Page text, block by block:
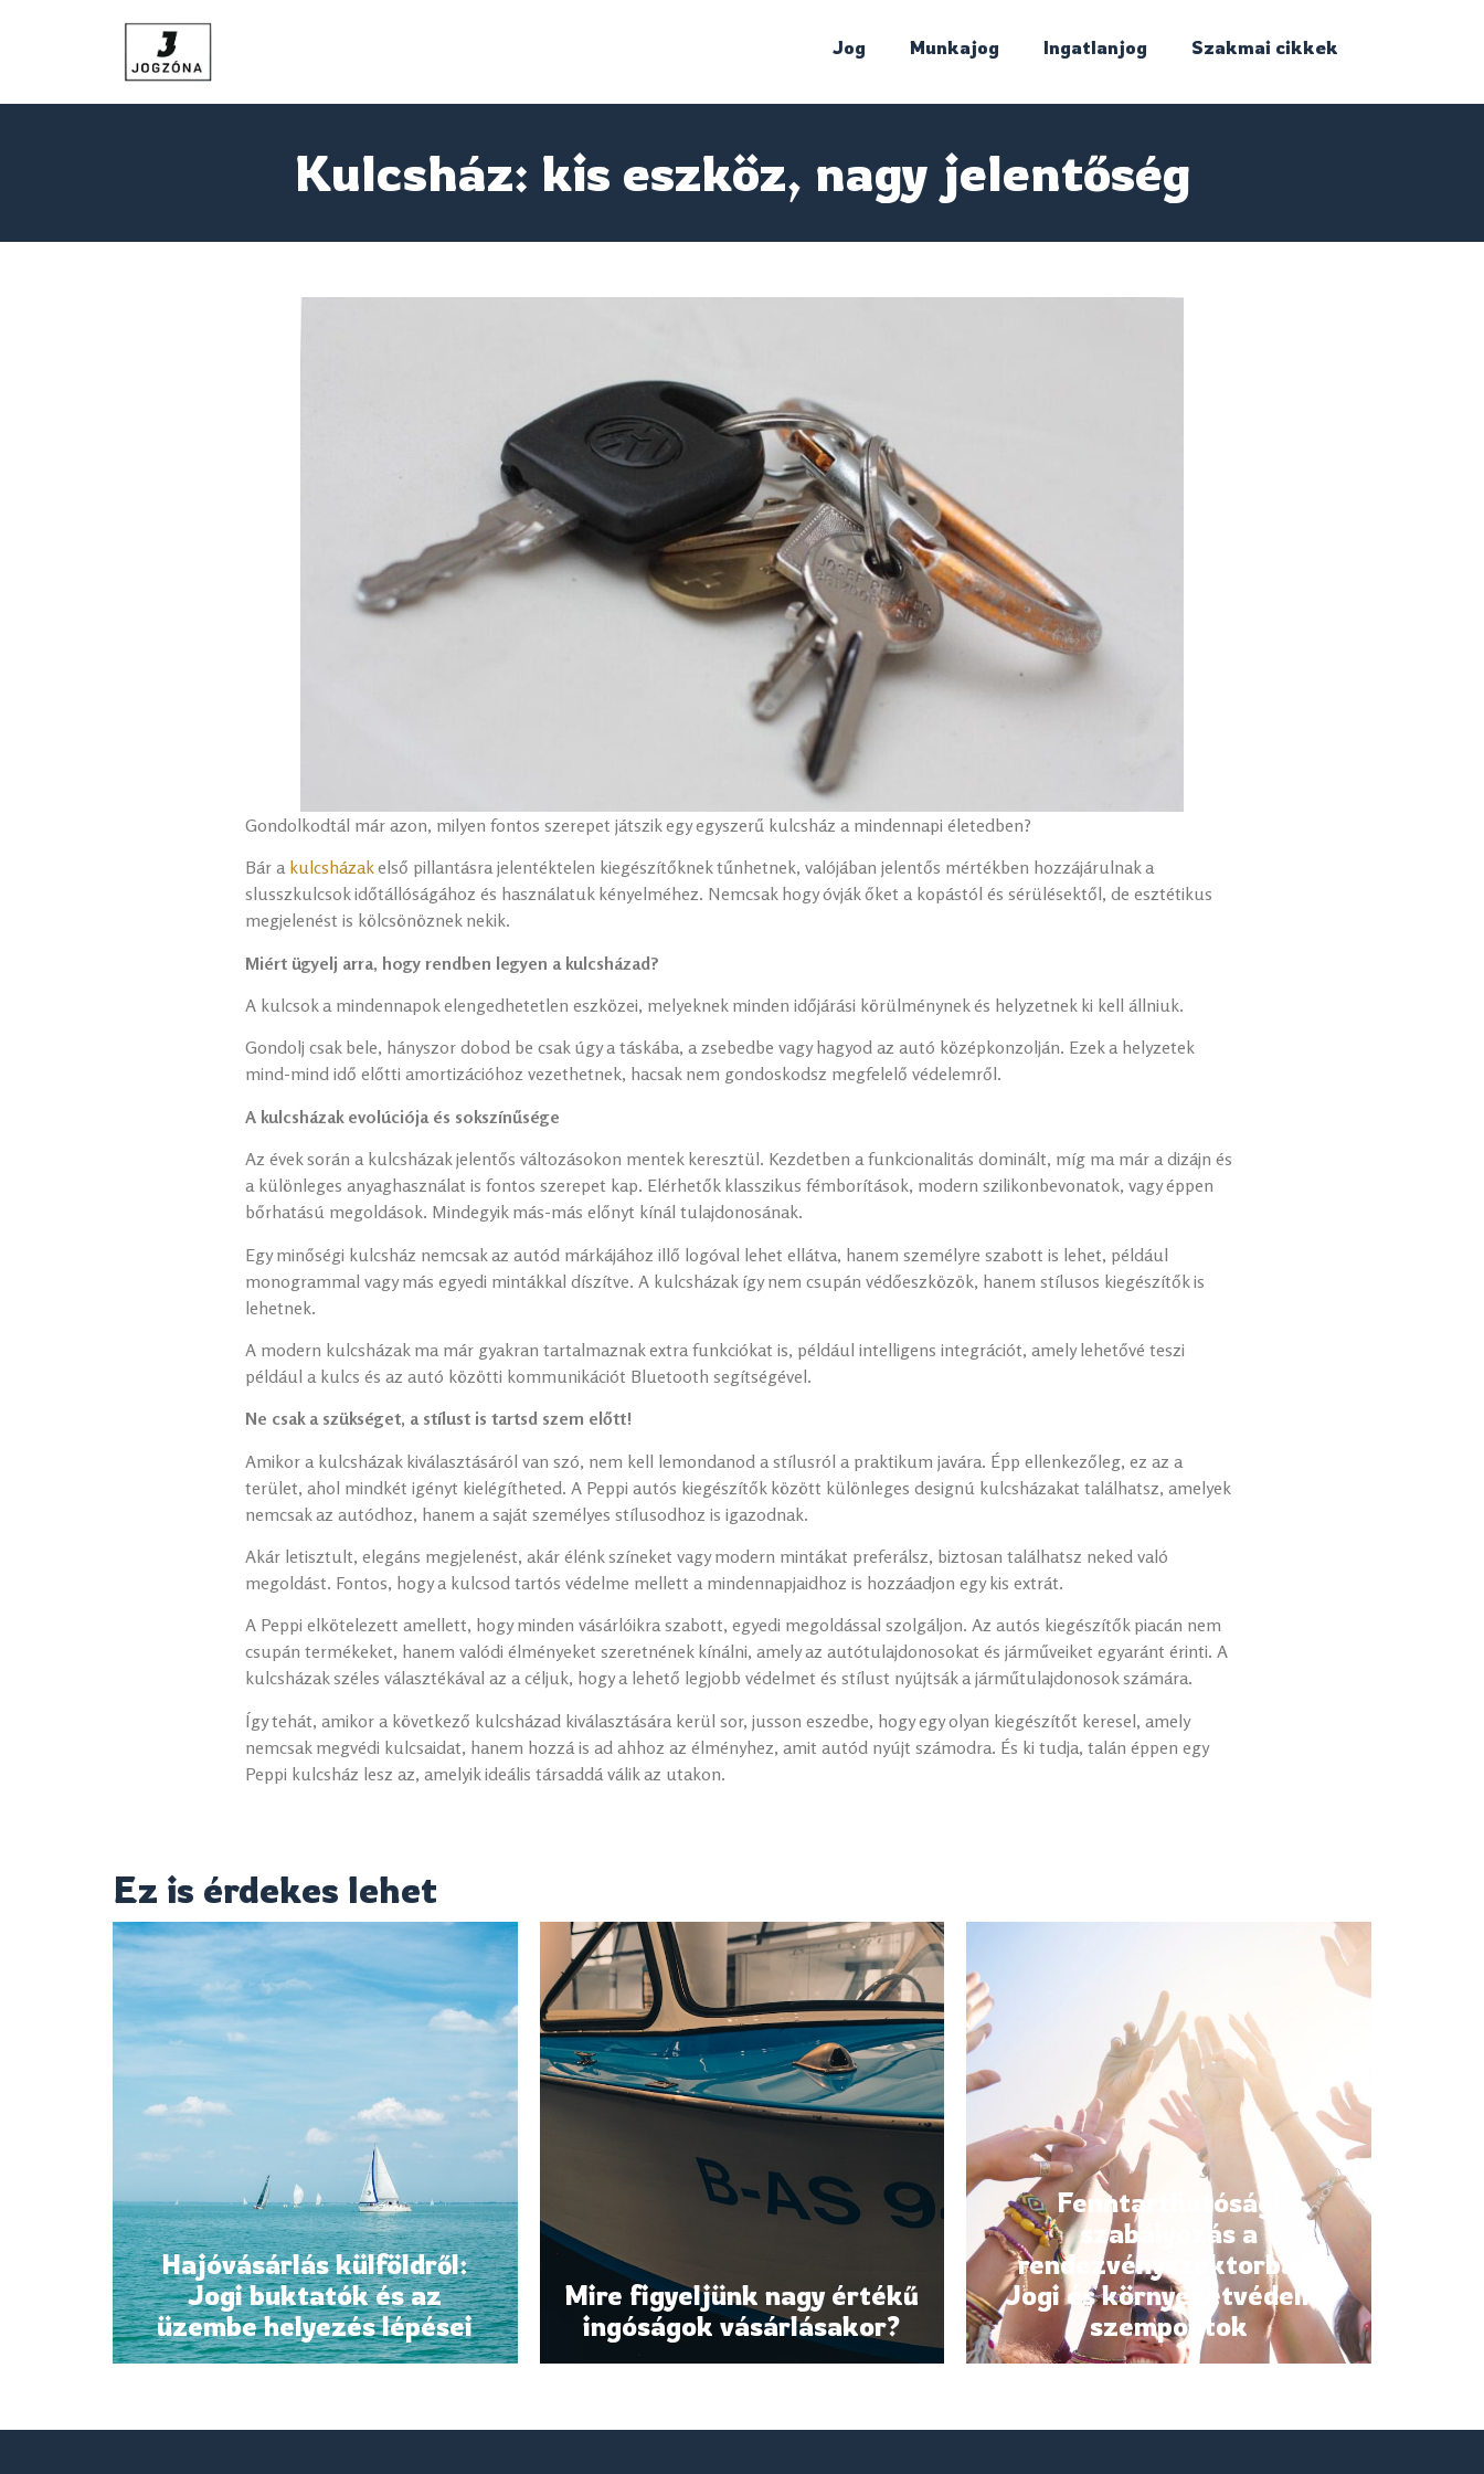
Jog Munkajog Ingatlanjog Szakmai cikkek
Kulcsház: kis eszköz, nagy jelentőség
Gondolkodtál már azon, milyen fontos szerepet játszik egy egyszerű kulcsház a mindennapi életedben?
Bár a kulcsházakelső pillantásra jelentéktelen kiegészítőknek tűnhetnek, valójában jelentős mértékben hozzájárulnak a
slusszkulcsok időtállóságához és használatuk kényelméhez. Nemcsak hogy óvják őket a kopástól és sérülésektől, de esztétikus
megjelenést is kölcsönöznek nekik.
Miért ügyelj arra, hogy rendben legyen a kulcsházad?
A kulcsok a mindennapok elengedhetetlen eszközei, melyeknek minden időjárási körülménynek és helyzetnek ki kell állniuk.
Gondolj csak bele, hányszor dobod be csak úgy a táskába, a zsebedbe vagy hagyod az autó középkonzolján. Ezek a helyzetek
mind-mind idő előtti amortizációhoz vezethetnek, hacsak nem gondoskodsz megfelelő védelemről.
A kulcsházak evolúciója és sokszínűsége
Az évek során a kulcsházak jelentős változásokon mentek keresztül. Kezdetben a funkcionalitás dominált, míg ma már a dizájn és
a különleges anyaghasználat is fontos szerepet kap. Elérhetők klasszikus fémborítások, modern szilikonbevonatok, vagy éppen
bőrhatású megoldások. Mindegyik más-más előnyt kínál tulajdonosának.
Egy minőségi kulcsház nemcsak az autód márkájához illő logóval lehet ellátva, hanem személyre szabott is lehet, például
monogrammal vagy más egyedi mintákkal díszítve. A kulcsházak így nem csupán védőeszközök, hanem stílusos kiegészítők is
lehetnek.
A modern kulcsházak ma már gyakran tartalmaznak extra funkciókat is, például intelligens integrációt, amely lehetővé teszi
például a kulcs és az autó közötti kommunikációt Bluetooth segítségével.
Ne csak a szükséget, a stílust is tartsd szem előtt!
Amikor a kulcsházak kiválasztásáról van szó, nem kell lemondanod a stílusról a praktikum javára. Épp ellenkezőleg, ez az a
terület, ahol mindkét igényt kielégítheted. A Peppi autós kiegészítők között különleges designú kulcsházakat találhatsz, amelyek
nemcsak az autódhoz, hanem a saját személyes stílusodhoz is igazodnak.
Akár letisztult, elegáns megjelenést, akár élénk színeket vagy modern mintákat preferálsz, biztosan találhatsz neked való
megoldást. Fontos, hogy a kulcsod tartós védelme mellett a mindennapjaidhoz is hozzáadjon egy kis extrát.
A Peppi elkötelezett amellett, hogy minden vásárlóikra szabott, egyedi megoldással szolgáljon. Az autós kiegészítők piacán nem
csupán termékeket, hanem valódi élményeket szeretnének kínálni, amely az autótulajdonosokat és járműveiket egyaránt érinti. A
kulcsházak széles választékával az a céljuk, hogy a lehető legjobb védelmet és stílust nyújtsák a járműtulajdonosok számára.
Így tehát, amikor a következő kulcsházad kiválasztására kerül sor, jusson eszedbe, hogy egy olyan kiegészítőt keresel, amely
nemcsak megvédi kulcsaidat, hanem hozzá is ad ahhoz az élményhez, amit autód nyújt számodra. És ki tudja, talán éppen egy
Peppi kulcsház lesz az, amelyik ideális társaddá válik az utakon.
Ez is érdekes lehet
Hajóvásárlás külföldről:
Jogi buktatók és az
üzembe helyezés lépései
Mire figyeljünk nagy értékű
ingóságok vásárlásakor?
Fenntarthatósági
szabályozás a
rendezvényszektorban:
Jogi és környezetvédelmi
szempontok